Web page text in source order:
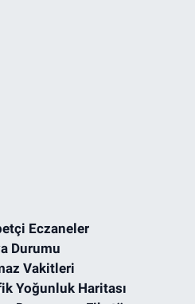
Eczaneler
Durumu
Vakitleri
Yoğunluk Haritası